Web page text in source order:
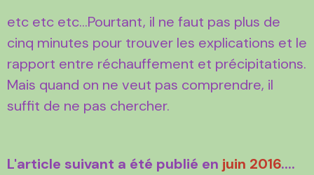
etc etc etc...Pourtant, il ne faut pas plus de
cinq minutes pour trouver les explications et le
rapport entre réchauffement et précipitations.
Mais quand on ne veut pas comprendre, il
suffit de ne pas chercher.
L'article suivant a été publié en juin 2016....